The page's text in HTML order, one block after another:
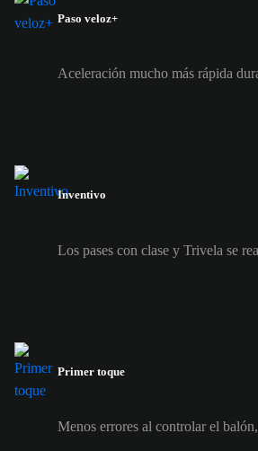
Paso veloz+
Aceleración mucho más rápida
Inventivo
Los pases con clase y Trivela se
Primer toque
Menos errores al controlar el